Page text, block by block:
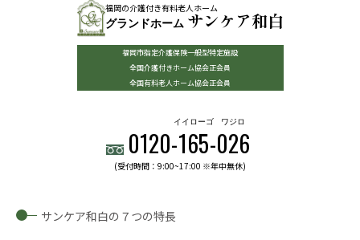
福岡の介護付き有料老人ホーム
グランドホーム サンケア和白
福岡市指定介護保険一般型特定施設
全国介護付きホーム協会正会員
全国有料老人ホーム協会正会員
0120-165
イイローゴ
-026
ワジロ
(受付時間：9:00~17:00 ※年中無休)
サンケア和白の７つの特長